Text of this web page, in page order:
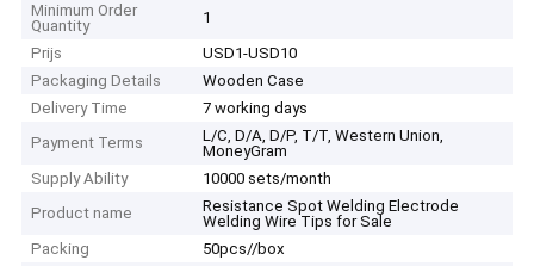
Minimum Order
Quantity
1
Prijs
USD1-USD10
Packaging Details
Wooden Case
Delivery Time
7 working days
Payment Terms
L/C, D/A, D/P, T/T, Western Union,
MoneyGram
Supply Ability
10000 sets/month
Product name
Resistance Spot Welding Electrode
Welding Wire Tips for Sale
Packing
50pcs//box